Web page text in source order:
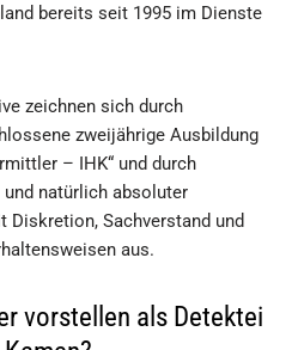
bereits seit 1995 im Dienste
zeichnen sich durch
zweijährige Ausbildung
– IHK“ und durch
und natürlich absoluter
Sachverstand und
aus.
vorstellen als Detektei